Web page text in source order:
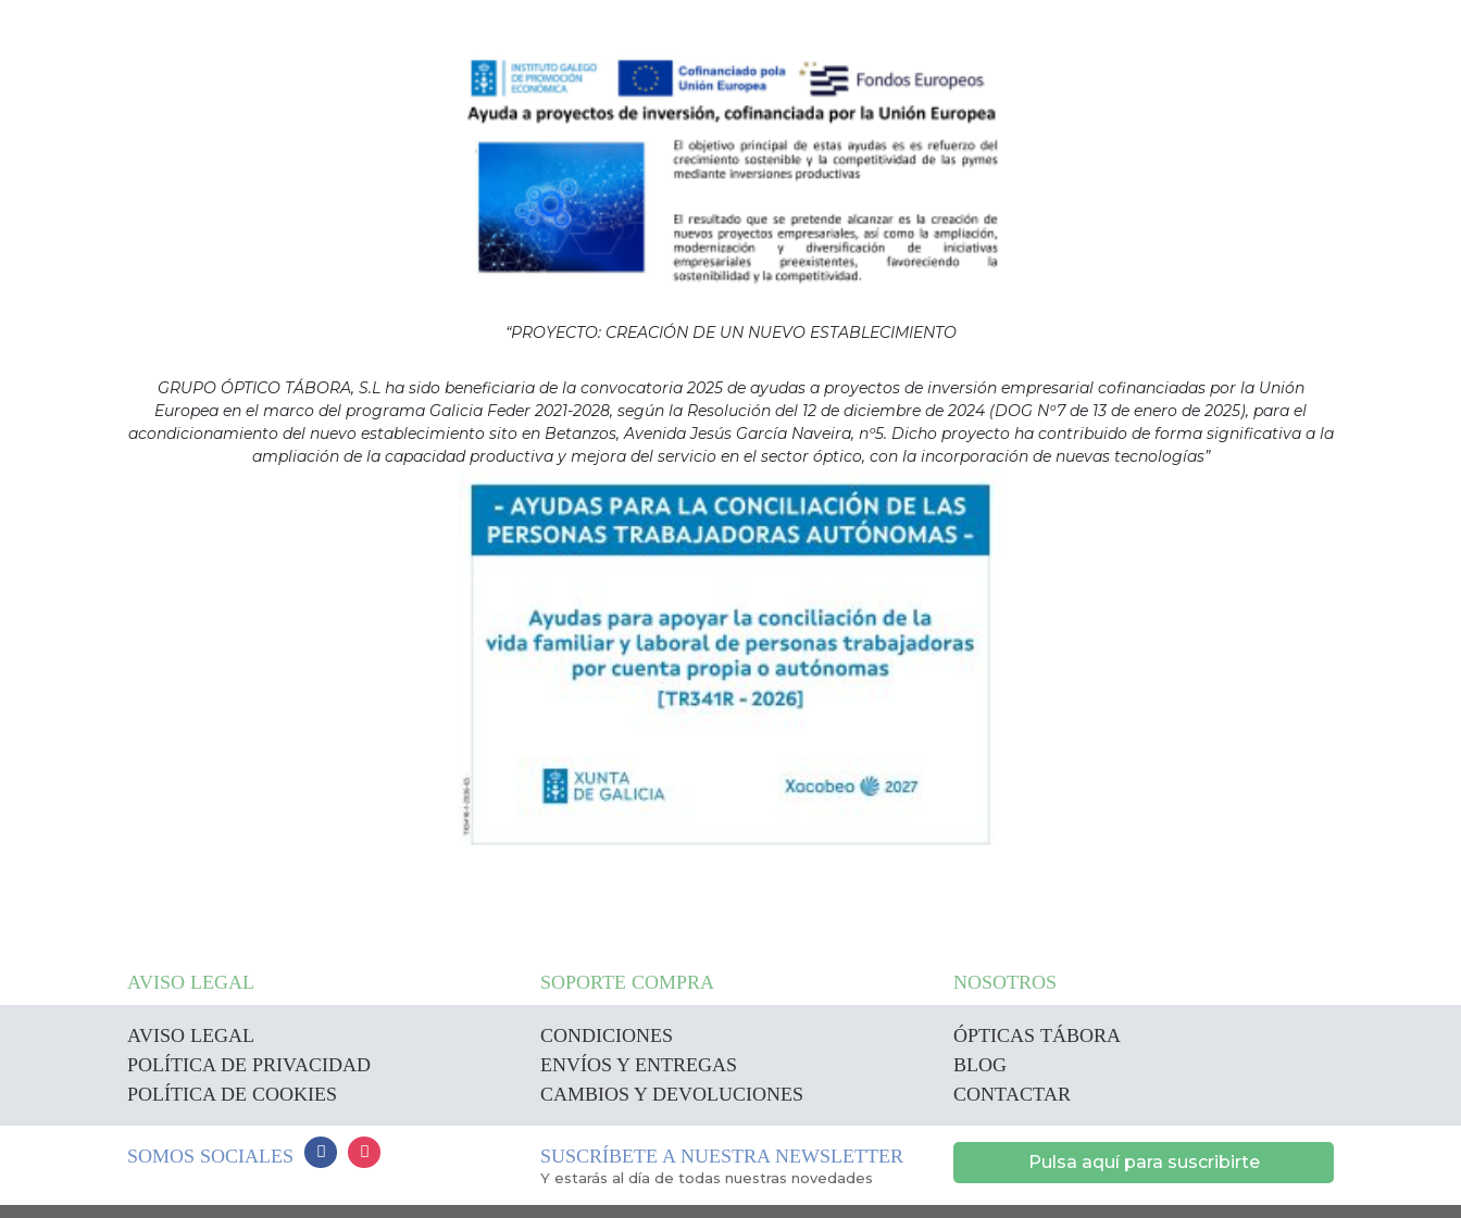
“PROYECTO: CREACIÓN DE UN NUEVO ESTABLECIMIENTO
GRUPO ÓPTICO TÁBORA, S.L ha sido beneficiaria de la convocatoria 2025 de ayudas a proyectos de inversión empresarial cofinanciadas por la Unión
Europea en el marco del programa Galicia Feder 2021-2028, según la Resolución del 12 de diciembre de 2024 (DOG Nº7 de 13 de enero de 2025), para el
acondicionamiento del nuevo establecimiento sito en Betanzos, Avenida Jesús García Naveira, nº5. Dicho proyecto ha contribuido de forma significativa a la
ampliación de la capacidad productiva y mejora del servicio en el sector óptico, con la incorporación de nuevas tecnologías”
AVISO LEGAL SOPORTE COMPRA NOSOTROS
AVISO LEGAL
POLÍTICA DE PRIVACIDAD
POLÍTICA DE COOKIES
CONDICIONES
ENVÍOS Y ENTREGAS
CAMBIOS Y DEVOLUCIONES
ÓPTICAS TÁBORA
BLOG
CONTACTAR
SOMOS SOCIALES SUSCRÍBETE A NUESTRA NEWSLETTER
Y estarás al día de todas nuestras novedades
Pulsa aquí para suscribirte